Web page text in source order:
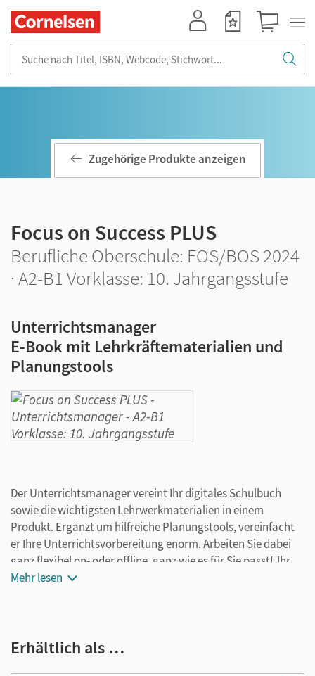
Zugehörige Produkte anzeigen
Focus on Success PLUS
Berufliche Oberschule: FOS/BOS 2024
· A2-B1 Vorklasse: 10. Jahrgangsstufe
Unterrichtsmanager
E-Book mit Lehrkräftematerialien und
Planungstools
Der Unterrichtsmanager vereint Ihr digitales Schulbuch
sowie die wichtigsten Lehrwerkmaterialien in einem
Produkt. Ergänzt um hilfreiche Planungstools, vereinfacht
er Ihre Unterrichtsvorbereitung enorm. Arbeiten Sie dabei
ganz flexibel on- oder offline, ganz wie es für Sie passt! Ihr
Unterrichtsmanager enthält:
Videos
Mehr lesen
Erhältlich als …